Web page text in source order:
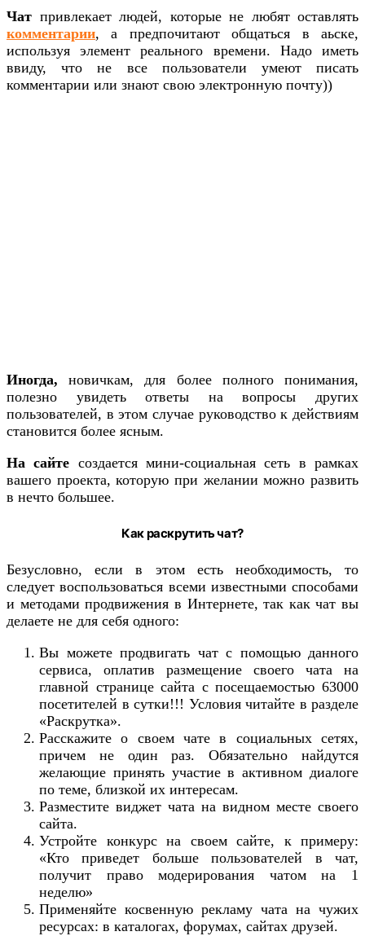
Чат привлекает людей, которые не любят оставлять
комментарии, а предпочитают общаться в аьске,
используя элемент реального времени. Надо иметь
ввиду, что не все пользователи умеют писать
комментарии или знают свою электронную почту))
Иногда, новичкам, для более полного понимания,
полезно увидеть ответы на вопросы других
пользователей, в этом случае руководство к действиям
становится более ясным.
На сайте создается мини-социальная сеть в рамках
вашего проекта, которую при желании можно развить
в нечто большее.
Как раскрутить чат?
Безусловно, если в этом есть необходимость, то
следует воспользоваться всеми известными способами
и методами продвижения в Интернете, так как чат вы
делаете не для себя одного:
Вы можете продвигать чат с помощью данного
сервиса, оплатив размещение своего чата на
главной странице сайта с посещаемостью 63000
посетителей в сутки!!! Условия читайте в разделе
«Раскрутка».
Расскажите о своем чате в социальных сетях,
причем не один раз. Обязательно найдутся
желающие принять участие в активном диалоге
по теме, близкой их интересам.
Разместите виджет чата на видном месте своего
сайта.
Устройте конкурс на своем сайте, к примеру:
«Кто приведет больше пользователей в чат,
получит право модерирования чатом на 1
неделю»
Применяйте косвенную рекламу чата на чужих
ресурсах: в каталогах, форумах, сайтах друзей.